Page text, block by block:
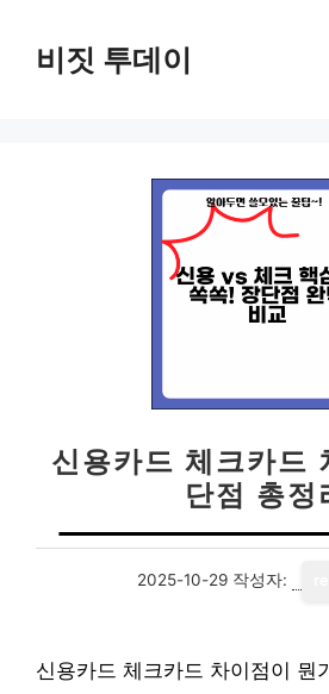
비짓 투데이
신용카드 체크카드
단점 총정
2025-10-29 작성자:
신용카드 체크카드 차이점이 뭔